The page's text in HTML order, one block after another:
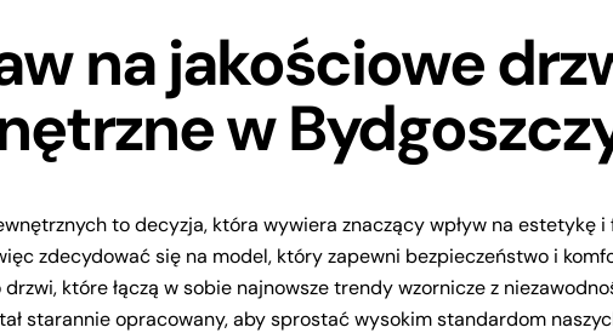
na jakościowe
w
to decyzja, która wywiera znaczący wpływ na estetykę i
zdecydować się na model, który zapewni bezpieczeństwo i
które łączą w sobie najnowsze trendy wzornicze z
starannie opracowany, aby sprostać wysokim standardom